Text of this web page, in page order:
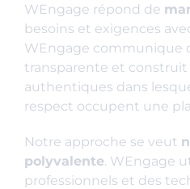
WEngage répond de
besoins et exigences
WEngage communique
transparente et construit
authentiques dans
respect occupent une
Notre approche se veut
polyvalente. WEngage
professionnels et des